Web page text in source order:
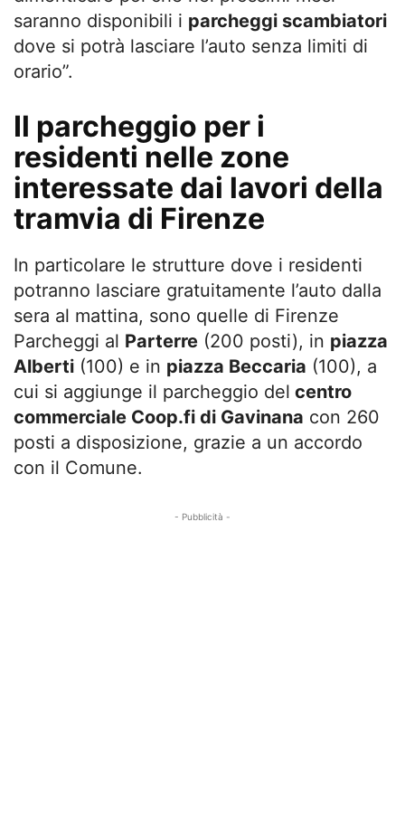
saranno disponibili i parcheggi scambiatori
dove si potrà lasciare l’auto senza limiti di
orario”.
Il parcheggio per i
residenti nelle zone
interessate dai lavori della
tramvia di Firenze
In particolare le strutture dove i residenti
potranno lasciare gratuitamente l’auto dalla
sera al mattina, sono quelle di Firenze
Parcheggi al Parterre (200 posti), in piazza
Alberti (100) e in piazza Beccaria (100), a
cui si aggiunge il parcheggio del centro
commerciale Coop.fi di Gavinana con 260
posti a disposizione, grazie a un accordo
con il Comune.
- Pubblicità -